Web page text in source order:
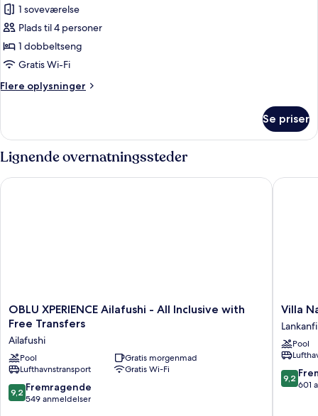
villa
-
1
dobbeltseng
strandudsigt
stranden
1 soveværelse
Plads til 4 personer
1 dobbeltseng
Gratis Wi-Fi
Flere oplysninger
Flere
villa
1
-
Se priser
Lignende overnatningssteder
OBLU
XPERIENCE
-
All
Inclusive
with
Free
OBLU XPERIENCE Ailafushi - All Inclusive with
Free Transfers
Ailafushi
Pool
Gratis morgenmad
Lufthavnstransport
Gratis Wi-Fi
9.2
ud
9,2 Fremragende
549 anmeldelser
OBLU XPERIENCE Ailafushi - All Inclusive with Free Transfers
Villa
Nautica
Paradise
Island
Resort
Villa
Pool
9.2
ud
9,2
601
Villa